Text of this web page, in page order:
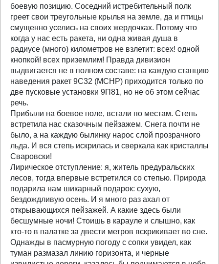
боевую позицию. Соседний истребительный полк
греет свои треугольные крылья на земле, да и птицы
смущенно уселись на своих жердочках. Потому что
когда у нас есть ракета, ни одна живая душа в
радиусе (много) километров не взлетит: всех! одной
кнопкой! всех приземлим! Правда дивизион
выдвигается не в полном составе: на каждую станцию
наведения ракет 9С32 (МСНР) приходится только по
две пусковые установки 9П81, но не об этом сейчас
речь.
Прибыли на боевое поле, встали по местам. Степь
встретила нас сказочным пейзажем. Снега почти не
было, а на каждую былинку нарос слой прозрачного
льда. И вся степь искрилась и сверкала как кристаллы
Сваровски!
Лирическое отступление: я, житель предуральских
лесов, тогда впервые встретился со степью. Природа
подарила нам шикарный подарок: сухую,
бездождливую осень. И я много раз ахал от
открывающихся пейзажей. А какие здесь были
бесшумные ночи! Стоишь в карауле и слышно, как
кто-то в палатке за двести метров вскрикивает во сне.
Однажды в пасмурную погоду с сопки увидел, как
туман размазал линию горизонта, и черные